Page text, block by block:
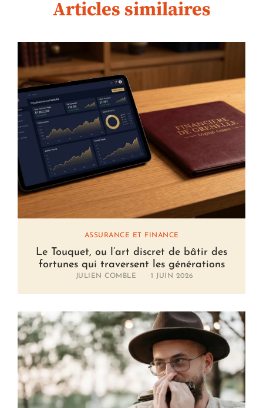
Articles similaires
ASSURANCE ET FINANCE
Le Touquet, ou l’art discret de bâtir des
fortunes qui traversent les générations
JULIEN COMBLE 1 JUIN 2026